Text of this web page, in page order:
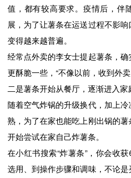
值，都有较高要求。疫情后，伴
展，为了让薯条在运送过程不影
变得越来越普遍。
经常点外卖的李女士提起薯条，
更酥脆一些，“不像以前，收到外
二是薯条开始从餐厅，逐渐进入家
随着空气炸锅的升级换代，加上
熟，为了在家也能吃上刚出锅的
开始尝试在家自己炸薯条。
在小红书搜索“炸薯条”，你会收
选用、到操作步骤和调味，不论